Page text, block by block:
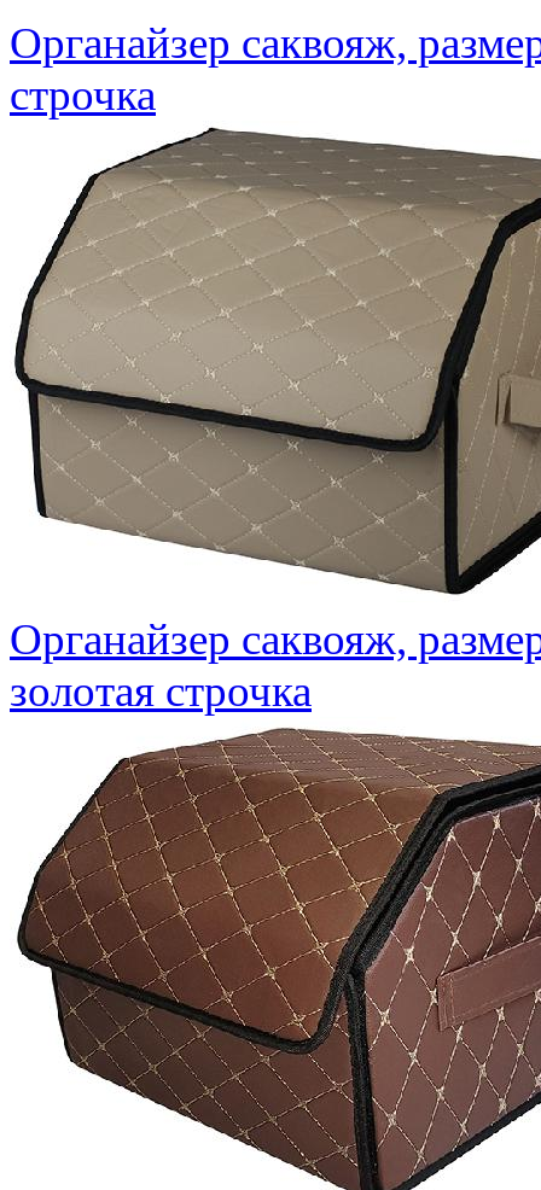
Органайзер саквояж,
строчка
Органайзер саквояж,
золотая строчка